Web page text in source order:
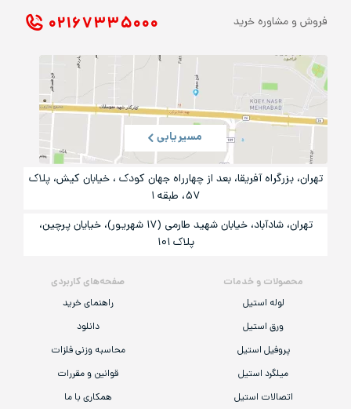
محصولات و خدمات
لوله استیل
ورق استیل
پروفیل استیل
میلگرد استیل
اتصالات استیل
صفحه‌های کاربردی
راهنمای خرید
دانلود
محاسبه وزنی فلزات
قوانین و مقررات
همکاری با ما
فروش و مشاوره خرید ۰۲۱ ۶۷۳۳۵۰۰۰
مسیریابی
تهران، بزرگراه آفریقا، بعد از چهارراه جهان کودک ، خیابان کیش، پلاک
۵۷، طبقه ۱
تهران، شادآباد، خیابان شهید طارمی (۱۷ شهریور)، خیایان پرچین،
پلاک ۱۰۱